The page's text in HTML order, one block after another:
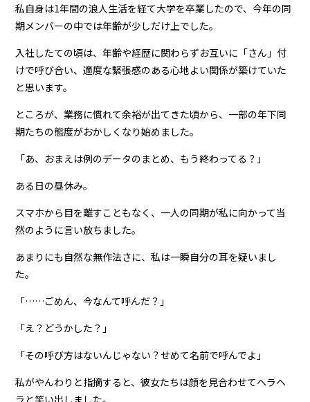
私自身は1年間の浪人生活を経て大学を卒業したので、今年の同
期メンバーの中では年齢が少しだけ上でした。
入社したての頃は、年齢や経歴に関わらずお互いに「さん」付
けで呼び合い、適度な緊張感のある心地よい関係が築けていた
と思います。
ところが、業務に慣れて余裕が出てきた頃から、一部の年下同
期たちの態度がおかしくなり始めました。
「あ、おまえは例のデータのまとめ、もう終わってる？」
ある日の昼休み。
スマホから目を離すこともなく、一人の同期が私に向かって当
然のように言い放ちました。
あまりにも自然な無作法さに、私は一瞬自分の耳を疑いまし
た。
「……ごめん、今なんて呼んだ？」
「え？どうかした？」
「その呼び方はないんじゃない？せめて名前で呼んでよ」
私がやんわりと指摘すると、彼女たちは顔を見合わせてヘラヘ
ラと笑い出しました。